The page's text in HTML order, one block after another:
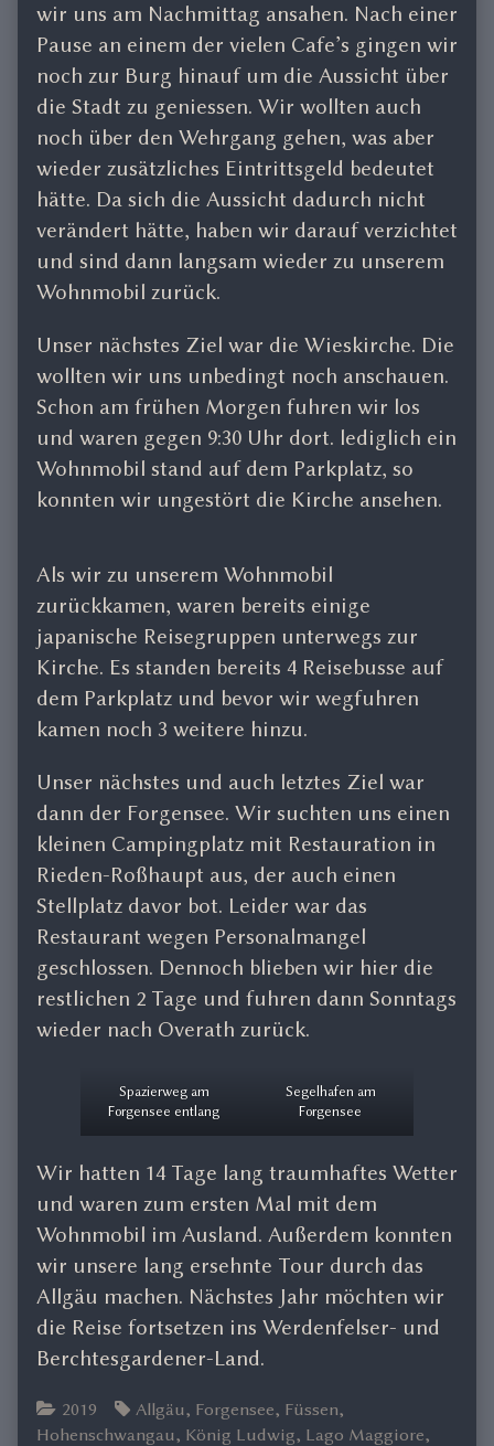
wir uns am Nachmittag ansahen. Nach einer
Pause an einem der vielen Cafe’s gingen wir
noch zur Burg hinauf um die Aussicht über
die Stadt zu geniessen. Wir wollten auch
noch über den Wehrgang gehen, was aber
wieder zusätzliches Eintrittsgeld bedeutet
hätte. Da sich die Aussicht dadurch nicht
verändert hätte, haben wir darauf verzichtet
und sind dann langsam wieder zu unserem
Wohnmobil zurück.
Unser nächstes Ziel war die Wieskirche. Die
wollten wir uns unbedingt noch anschauen.
Schon am frühen Morgen fuhren wir los
und waren gegen 9:30 Uhr dort. lediglich ein
Wohnmobil stand auf dem Parkplatz, so
konnten wir ungestört die Kirche ansehen.
Als wir zu unserem Wohnmobil
zurückkamen, waren bereits einige
japanische Reisegruppen unterwegs zur
Kirche. Es standen bereits 4 Reisebusse auf
dem Parkplatz und bevor wir wegfuhren
kamen noch 3 weitere hinzu.
Unser nächstes und auch letztes Ziel war
dann der Forgensee. Wir suchten uns einen
kleinen Campingplatz mit Restauration in
Rieden-Roßhaupt aus, der auch einen
Stellplatz davor bot. Leider war das
Restaurant wegen Personalmangel
geschlossen. Dennoch blieben wir hier die
restlichen 2 Tage und fuhren dann Sonntags
wieder nach Overath zurück.
Spazierweg am
Forgensee entlang
Segelhafen am
Forgensee
Wir hatten 14 Tage lang traumhaftes Wetter
und waren zum ersten Mal mit dem
Wohnmobil im Ausland. Außerdem konnten
wir unsere lang ersehnte Tour durch das
Allgäu machen. Nächstes Jahr möchten wir
die Reise fortsetzen ins Werdenfelser- und
Berchtesgardener-Land.
Categories
2019 Tags
Allgäu, Forgensee, Füssen,
Hohenschwangau, König Ludwig, Lago Maggiore,